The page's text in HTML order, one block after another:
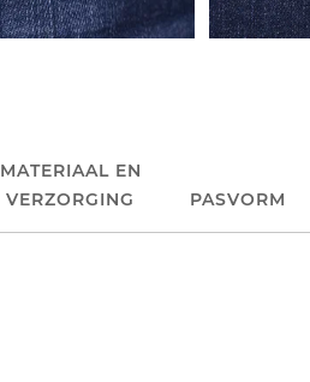
MATERIAAL EN
VERZORGING
PASVORM